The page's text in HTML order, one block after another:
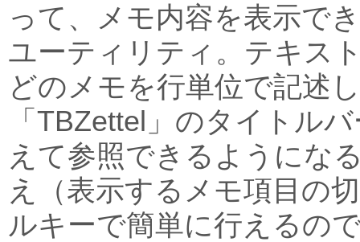
って、メモ内容を表示で
ユーティリティ。テキス
どのメモを行単位で記述
「TBZettel」のタイトル
えて参照できるようにな
え（表示するメモ項目の
ルキーで簡単に行えるの